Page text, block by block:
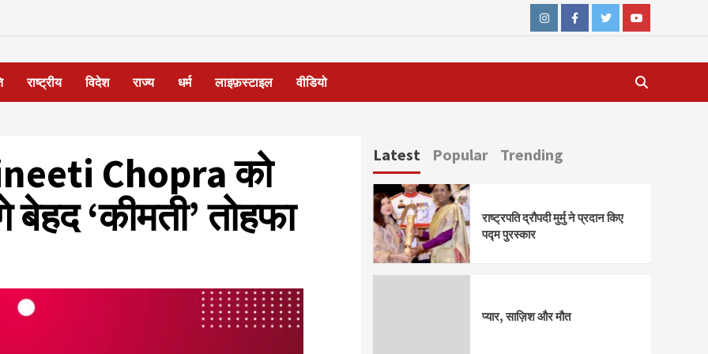
InstagramFacebookTwitterYoutube
राष्ट्रीय विदेश राज्य धर्म लाइफ़स्टाइल वीडियो
Chopra को
‘कीमती’ तोहफा
Latest Popular Trending
राष्ट्रपति द्रौपदी मुर्मु ने प्रदान किए
पद्म पुरस्कार
प्यार, साज़िश और मौत